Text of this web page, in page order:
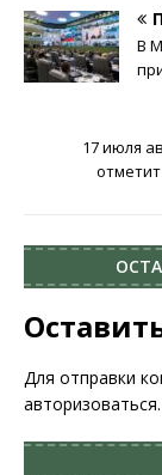
В
17 июля
Для отправки
авторизоваться.